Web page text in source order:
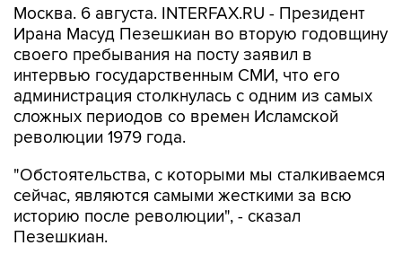
Москва. 6 августа. INTERFAX.RU - Президент
Ирана Масуд Пезешкиан во вторую годовщину
своего пребывания на посту заявил в
интервью государственным СМИ, что его
администрация столкнулась с одним из самых
сложных периодов со времен Исламской
революции 1979 года.
"Обстоятельства, с которыми мы сталкиваемся
сейчас, являются самыми жесткими за всю
историю после революции", - сказал
Пезешкиан.